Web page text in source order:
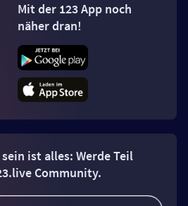
Mit der 123 App noch
näher dran!
sein ist alles: Werde Teil
Community.